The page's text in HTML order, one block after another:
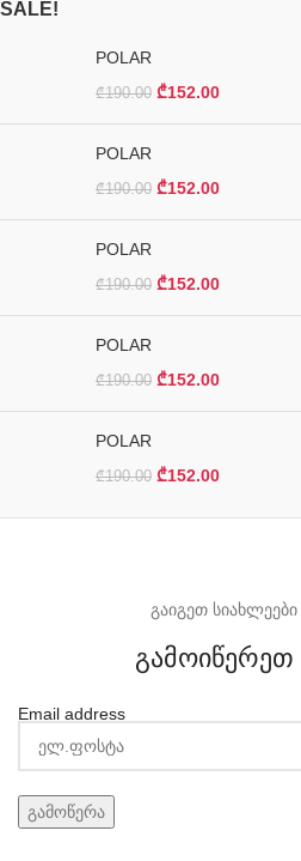
SALE!
POLAR
₾190.00 ₾152.00
POLAR
₾190.00 ₾152.00
POLAR
₾190.00 ₾152.00
POLAR
₾190.00 ₾152.00
POLAR
₾190.00 ₾152.00
გაიგეთ
Email address